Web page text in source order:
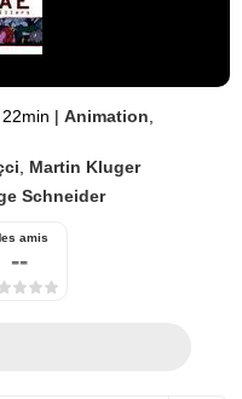
| Animation
Martin Kluger
Schneider
amis
--